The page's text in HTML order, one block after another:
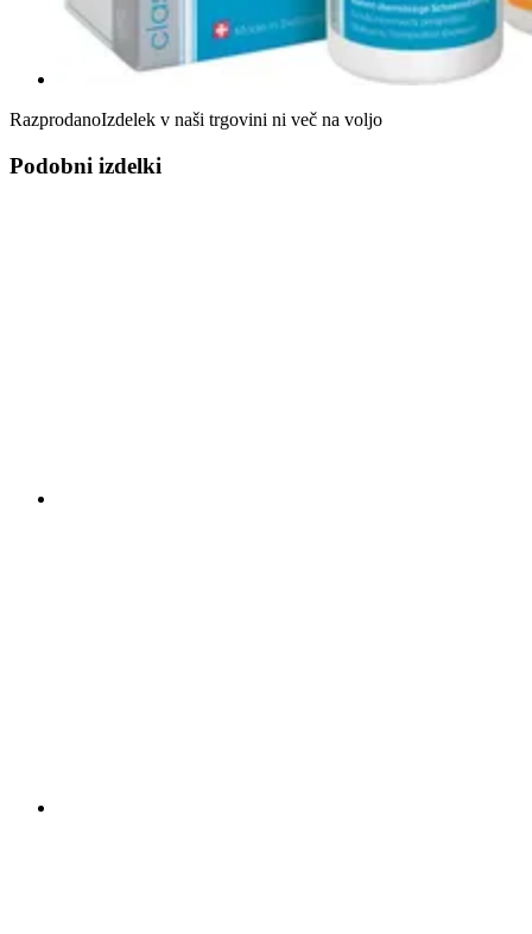
RazprodanoIzdelek v naši trgovini ni več na voljo
Podobni izdelki